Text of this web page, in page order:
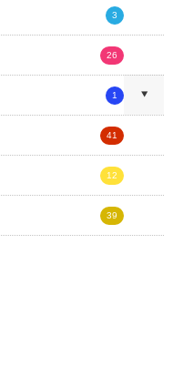
3
26
1
41
12
39